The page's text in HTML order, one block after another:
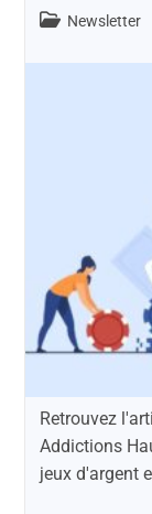
Newsletter
Retrouvez
Addictions
jeux d'argent